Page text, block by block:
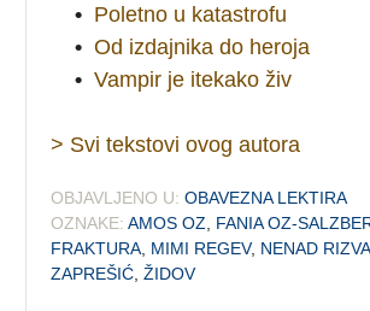
• Poletno u katastrofu
• Od izdajnika do heroja
• Vampir je itekako živ
> Svi tekstovi ovog autora
OBJAVLJENO U: OBAVEZNA LEKTIRA
OZNAKE: AMOS OZ FANIA OZ-
FRAKTURA MIMI REGEV, NENAD
ZAPREŠIĆ ,ŽIDOV